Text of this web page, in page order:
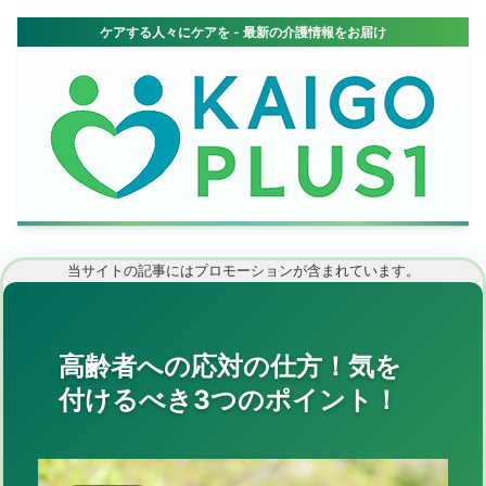
当サイトの記事にはプロモーションが含まれています。
高齢者への応対の仕方！気を
付けるべき3つのポイント！